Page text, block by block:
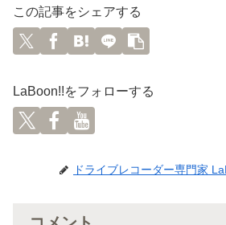
この記事をシェアする
LaBoon!!をフォローする
ドライブレコーダー専門家